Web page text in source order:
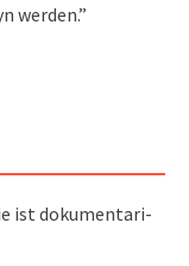
werden.”
ist do­ku­men­ta­ri­